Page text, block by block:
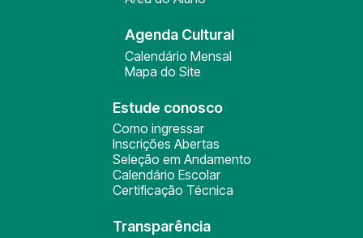
Agenda Cultural
Calendário Mensal
Mapa do Site
Estude conosco
Como ingressar
Inscrições Abertas
Seleção em Andamento
Calendário Escolar
Certificação Técnica
Transparência